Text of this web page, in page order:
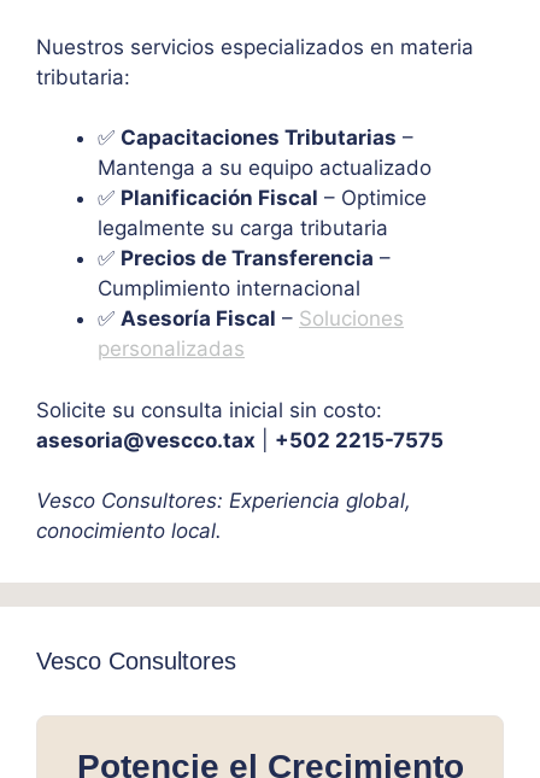
Nuestros servicios especializados en materia
tributaria:
✅ Capacitaciones Tributarias –
Mantenga a su equipo actualizado
✅ Planificación Fiscal – Optimice
legalmente su carga tributaria
✅ Precios de Transferencia –
Cumplimiento internacional
✅ Asesoría Fiscal – Soluciones
personalizadas
Solicite su consulta inicial sin costo:
asesoria@vescco.tax
+502 2215-7575
Vesco Consultores: Experiencia global,
conocimiento local.
Vesco Consultores
Potencie el Crecimiento